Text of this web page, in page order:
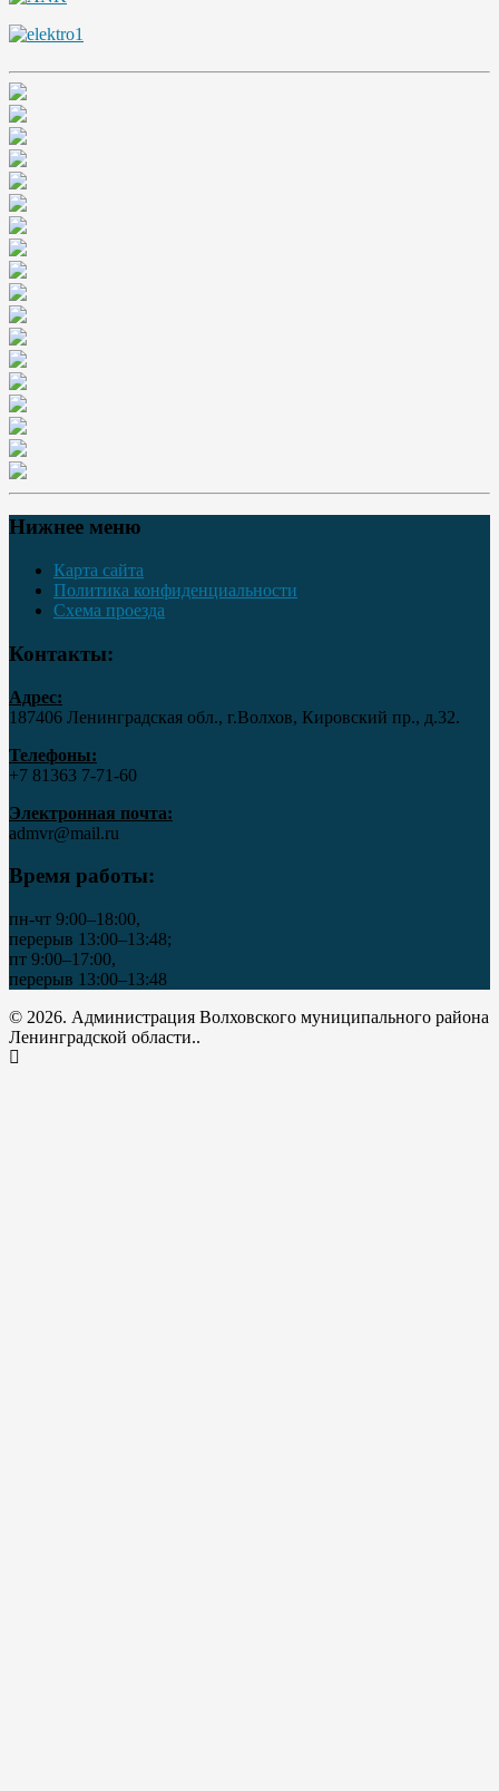
Нижнее меню
Карта сайта
Политика конфиденциальности
Схема проезда
Контакты:
Адрес:
187406 Ленинградская обл., г.Волхов, Кировский пр., д.32.
Телефоны:
+7 81363 7‑71-60
Электронная почта:
admvr@mail.ru
Время работы:
пн-чт 9:00–18:00,
перерыв 13:00–13:48;
пт 9:00–17:00,
перерыв 13:00–13:48
© 2026. Администрация Волховского муниципального района
Ленинградской области..